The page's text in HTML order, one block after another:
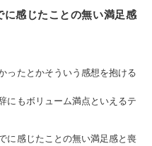
感じたことの無い満足感
ったとかそういう感想を抱ける
にもボリューム満点といえるテ
に感じたことの無い満足感と喪